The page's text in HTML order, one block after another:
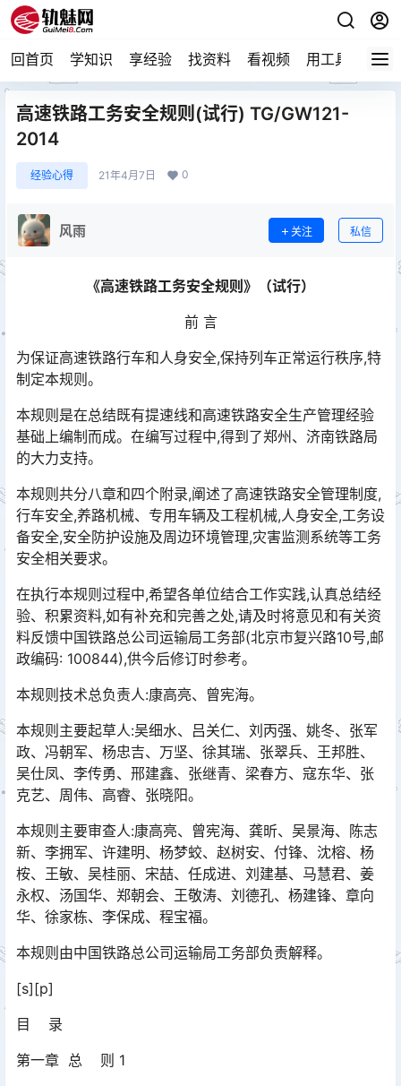
回首页 学知识 享经验 找资料 看视频 用工具 论技
高速铁路工务安全规则(试行) TG/GW121-
2014
经验心得 21年4月7日 0
风雨 关注 私信
《高速铁路工务安全规则》（试行）
前 言
为保证高速铁路行车和人身安全,保持列车正常运行秩序,特
制定本规则。
本规则是在总结既有提速线和高速铁路安全生产管理经验
基础上编制而成。在编写过程中,得到了郑州、济南铁路局
的大力支持。
本规则共分八章和四个附录,阐述了高速铁路安全管理制度,
行车安全,养路机械、专用车辆及工程机械,人身安全,工务设
备安全,安全防护设施及周边环境管理,灾害监测系统等工务
安全相关要求。󠅅󠅃󠄵󠅂󠄪󠇖󠆨󠆨󠇕󠆞󠆒󠅬󠇘󠆭󠆘󠇙󠆝󠅵󠇗󠆭󠆁󠄐󠇗󠅹󠅸󠇖󠆍󠅳󠇖󠅹󠅰󠇖󠆌󠅹
在执行本规则过程中,希望各单位结合工作实践,认真总结经
验、积累资料,如有补充和完善之处,请及时将意见和有关资
料反馈中国铁路总公司运输局工务部(北京市复兴路10号,邮
政编码: 100844),供今后修订时参考。󠅅󠅃󠄵󠅂󠄪󠇖󠆨󠆨󠇕󠆞󠆒󠅬󠇘󠆭󠆘󠇙󠆝󠅵󠇗󠆭󠆁󠄐󠇗󠅹󠅸󠇖󠆍󠅳󠇖󠅹󠅰󠇖󠆌󠅹
本规则技术总负责人:康高亮、曾宪海。
本规则主要起草人:吴细水、吕关仁、刘丙强、姚冬、张军
政、冯朝军、杨忠吉、万坚、徐其瑞、张翠兵、王邦胜、
吴仕凤、李传勇、邢建鑫、张继青、梁春方、寇东华、张
克艺、周伟、高睿、张晓阳。󠅅󠅃󠄵󠅂󠄪󠇖󠆨󠆨󠇕󠆞󠆒󠅬󠇘󠆭󠆘󠇙󠆝󠅵󠇗󠆭󠆁󠄐󠇗󠅹󠅸󠇖󠆍󠅳󠇖󠅹󠅰󠇖󠆌󠅹
本规则主要审查人:康高亮、曾宪海、龚昕、吴景海、陈志
新、李拥军、许建明、杨梦蛟、赵树安、付锋、沈榕、杨
桉、王敏、吴桂丽、宋喆、任成进、刘建基、马慧君、姜
永权、汤国华、郑朝会、王敬涛、刘德孔、杨建锋、章向
华、徐家栋、李保成、程宝福。󠅅󠅃󠄵󠅂󠄪󠇖󠆨󠆨󠇕󠆞󠆒󠅬󠇘󠆭󠆘󠇙󠆝󠅵󠇗󠆭󠆁󠄐󠇗󠅹󠅸󠇖󠆍󠅳󠇖󠅹󠅰󠇖󠆌󠅹
本规则由中国铁路总公司运输局工务部负责解释。
[s][p]
目 录
第一章 总 则 1